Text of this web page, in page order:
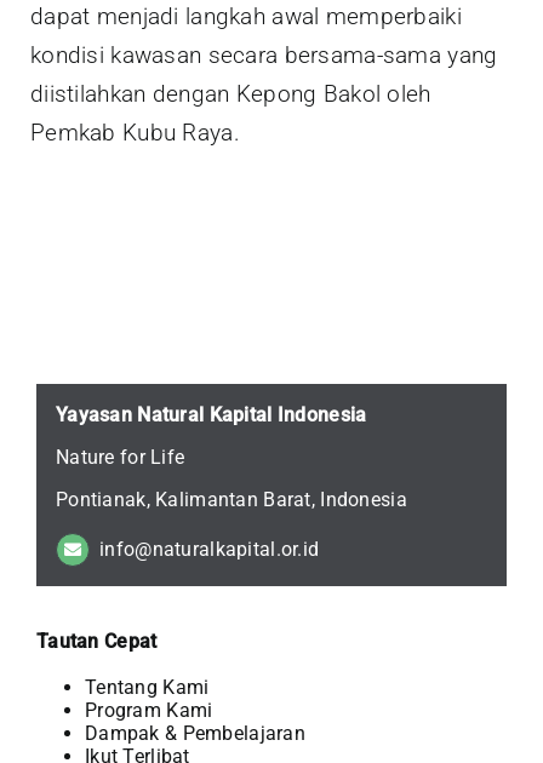
dapat menjadi langkah awal memperbaiki
kondisi kawasan secara bersama-sama yang
diistilahkan dengan Kepong Bakol oleh
Pemkab Kubu Raya.
Yayasan Natural Kapital Indonesia
Nature for Life
Pontianak, Kalimantan Barat, Indonesia
info@naturalkapital.or.id
Tautan Cepat
Tentang Kami
Program Kami
Dampak & Pembelajaran
Ikut Terlibat